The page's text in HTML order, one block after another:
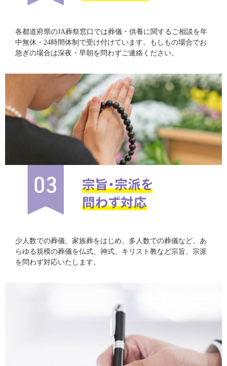
各都道府県のJA葬祭窓口では葬儀・供養に関するご相談を年
中無休・24時間体制で受け付けています。もしもの場合でお
急ぎの場合は深夜・早朝を問わずご連絡ください。
少人数での葬儀、家族葬をはじめ、多人数での葬儀など、あ
らゆる規模の葬儀を仏式、神式、キリスト教など宗旨、宗派
を問わず対応いたします。